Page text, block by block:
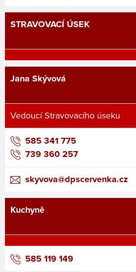
STRAVOVACÍ ÚSEK
Jana Skývová
Vedoucí Stravovacího úseku
585 341 775
739 360 257
skyvova@dpscervenka.cz
Kuchyně
585 119 149